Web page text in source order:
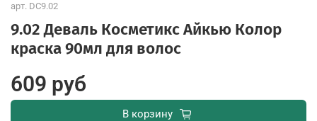
арт. DC9.02
9.02 Деваль Косметикс Айкью Колор
краска 90мл для волос
609 руб
В корзину